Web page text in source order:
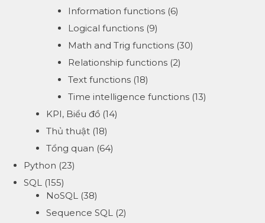
Information functions (6)
Logical functions (9)
Math and Trig functions (30)
Relationship functions (2)
Text functions (18)
Time intelligence functions (13)
KPI, Biểu đồ(14)
Thủ thuật(18)
Tổng quan (64)
Python (23)
SQL (155)
NoSQL(38)
Sequence SQL(2)